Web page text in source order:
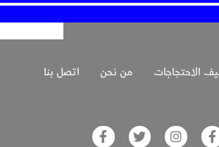
الاحتجاجات من نحن اتصل بنا
Akhbar Alsaha on Facebook
Akhbar Alsaha on Instagram
Alsaha on Twitter
on Facebook